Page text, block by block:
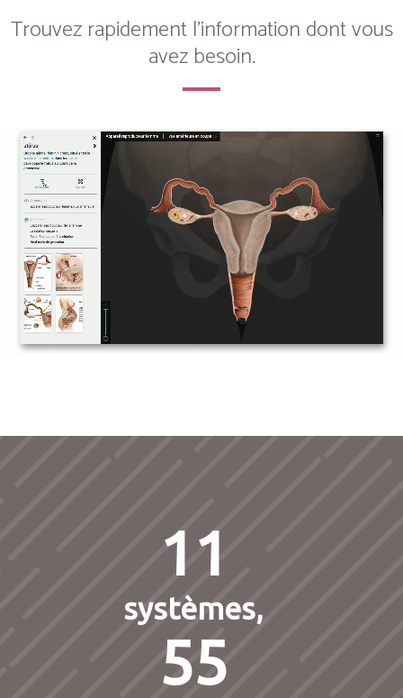
Trouvez rapidement l'information dont vous
avez besoin.
11
systèmes,
55